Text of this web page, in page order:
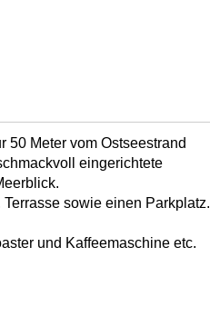
50 Meter vom Ostseestrand
eingerichtete
sowie einen Parkplatz.
und Kaffeemaschine etc.